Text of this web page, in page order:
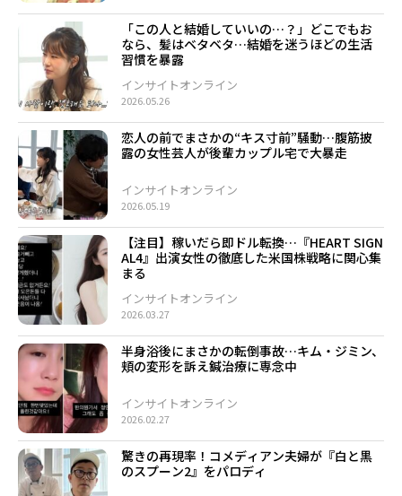
「この人と結婚していいの…？」どこでもお
なら、髪はベタベタ…結婚を迷うほどの生活
習慣を暴露
2026.05.26
インサイトオンライン
恋人の前でまさかの“キス寸前”騒動…腹筋披
露の女性芸人が後輩カップル宅で大暴走
2026.05.19
インサイトオンライン
【注目】稼いだら即ドル転換…『HEART SIGN
AL4』出演女性の徹底した米国株戦略に関心集
まる
2026.03.27
インサイトオンライン
半身浴後にまさかの転倒事故…キム・ジミン、
頬の変形を訴え鍼治療に専念中
2026.02.27
インサイトオンライン
驚きの再現率！コメディアン夫婦が『白と黒
のスプーン2』をパロディ